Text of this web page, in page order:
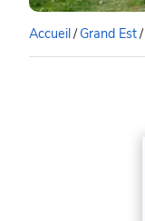
Accueil/Grand Est/